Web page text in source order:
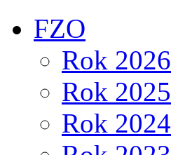
FZO
Rok 2026
Rok 2025
Rok 2024